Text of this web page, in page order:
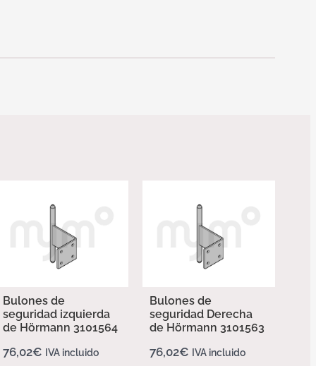
Bulones de
seguridad izquierda
de Hörmann 3101564
76,02€ IVA incluido
Bulones de
seguridad Derecha
de Hörmann 3101563
76,02€ IVA incluido